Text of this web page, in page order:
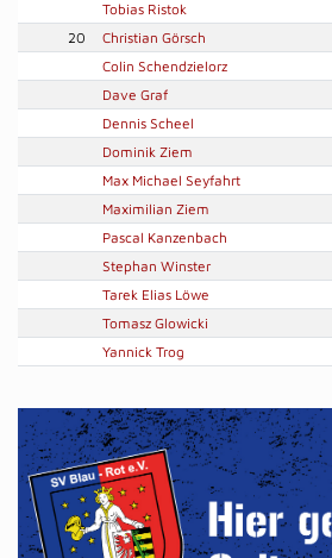
Tobias Ristok
20
Christian Görsch
Colin Schendzielorz
Dave Graf
Dennis Scheel
Dominik Ziem
Max Michael Seyfahrt
Maximilian Ziem
Pascal Kanzenbach
Stephan Winster
Tarek Elias Löwe
Tomasz Glowicki
Yannick Trog